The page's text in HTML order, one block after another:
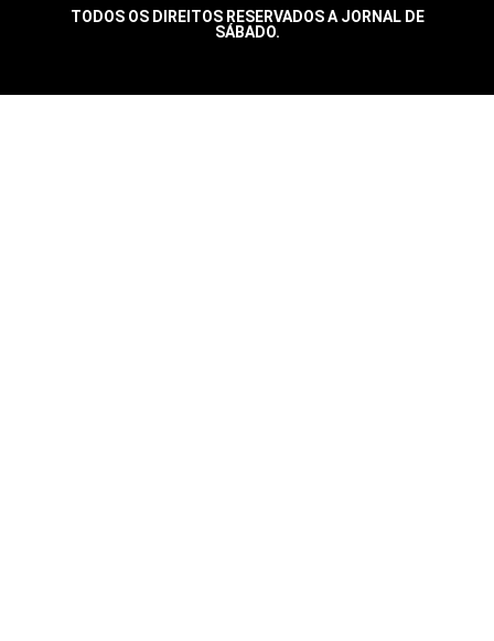
TODOS OS DIREITOS RESERVADOS A JORNAL DE
SÁBADO.